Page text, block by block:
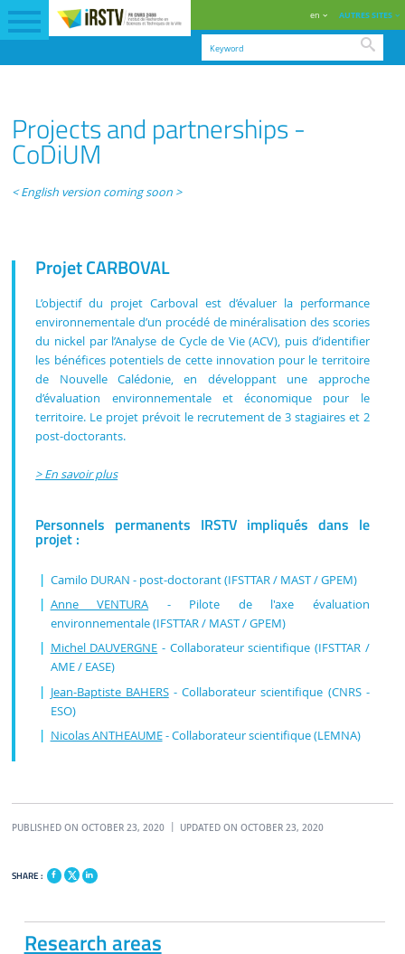
en AUTRES SITES
VERSION
URBAN METABOLISM
Research areas
Projects and partnerships -
CoDiUM
< English version coming soon >
Projet CARBOVAL
L’objectif du projet Carboval est d’évaluer la performance
environnementale d’un procédé de minéralisation des scories
du nickel par l’Analyse de Cycle de Vie (ACV), puis d’identifier
les bénéfices potentiels de cette innovation pour le territoire
de Nouvelle Calédonie, en développant une approche
d’évaluation environnementale et économique pour le
territoire. Le projet prévoit le recrutement de 3 stagiaires et 2
post-doctorants.
> En savoir plus
Personnels permanents IRSTV impliqués dans le
projet :
Camilo DURAN - post-doctorant (IFSTTAR / MAST / GPEM)
Anne VENTURA - Pilote de l'axe évaluation
environnementale (IFSTTAR / MAST / GPEM)
Michel DAUVERGNE - Collaborateur scientifique (IFSTTAR /
AME / EASE)
Jean-Baptiste BAHERS- Collaborateur scientifique (CNRS -
ESO)
Nicolas ANTHEAUME- Collaborateur scientifique (LEMNA)
PUBLISHED ON OCTOBER 23, 2020 UPDATED ON OCTOBER 23, 2020
SHARE :